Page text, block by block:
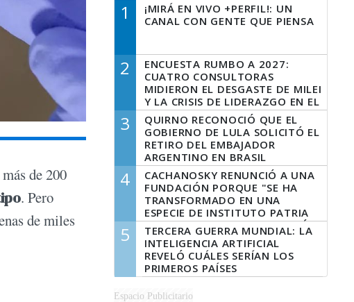
de 200
. Pero
de miles
1
¡MIRÁ EN VIVO +PERFIL!: UN
CANAL CON GENTE QUE PIENSA
2
ENCUESTA RUMBO A 2027:
CUATRO CONSULTORAS
MIDIERON EL DESGASTE DE MILEI
Y LA CRISIS DE LIDERAZGO EN EL
PERONISMO
3
QUIRNO RECONOCIÓ QUE EL
GOBIERNO DE LULA SOLICITÓ EL
RETIRO DEL EMBAJADOR
ARGENTINO EN BRASIL
4
CACHANOSKY RENUNCIÓ A UNA
FUNDACIÓN PORQUE "SE HA
TRANSFORMADO EN UNA
ESPECIE DE INSTITUTO PATRIA
INCONDICIONAL DE LA GESTIÓN
DE MILEI"
5
TERCERA GUERRA MUNDIAL: LA
INTELIGENCIA ARTIFICIAL
REVELÓ CUÁLES SERÍAN LOS
PRIMEROS PAÍSES
LATINOAMERICANOS EN SER
DERROTADOS
Espacio Publicitario